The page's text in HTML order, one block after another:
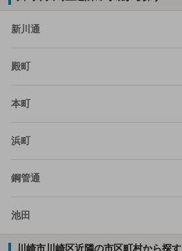
新川通
殿町
本町
浜町
鋼管通
池田
川崎市川崎区近隣の市区町村から探す